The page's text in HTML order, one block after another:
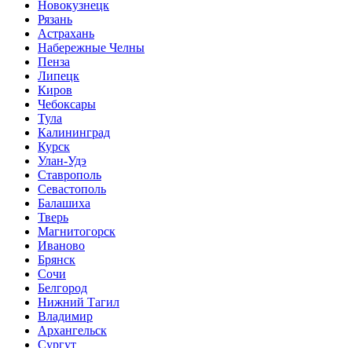
Новокузнецк
Рязань
Астрахань
Набережные Челны
Пенза
Липецк
Киров
Чебоксары
Тула
Калининград
Курск
Улан-Удэ
Ставрополь
Севастополь
Балашиха
Тверь
Магнитогорск
Иваново
Брянск
Сочи
Белгород
Нижний Тагил
Владимир
Архангельск
Сургут